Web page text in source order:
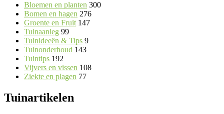
Bloemen en planten 300
Bomen en hagen 276
Groente en Fruit 147
Tuinaanleg 99
Tuinideeën & Tips 9
Tuinonderhoud 143
Tuintips 192
Vijvers en vissen 108
Ziekte en plagen 77
Tuinartikelen